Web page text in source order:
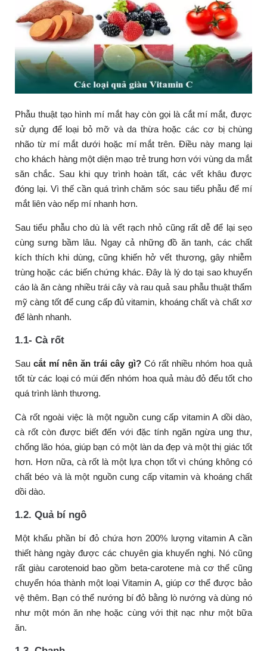
Phẫu thuật tạo hình mí mắt hay còn gọi là cắt mí mắt, được
sử dụng để loại bỏ mỡ và da thừa hoặc các cơ bị chùng
nhão từ mí mắt dưới hoặc mí mắt trên. Điều này mang lại
cho khách hàng một diện mạo trẻ trung hơn với vùng da mắt
săn chắc. Sau khi quy trình hoàn tất, các vết khâu được
đóng lại. Vì thế cần quá trình chăm sóc sau tiểu phẫu để mí
mắt liên vào nếp mí nhanh hơn.
Sau tiểu phẫu cho dù là vết rạch nhỏ cũng rất dễ để lại sẹo
cùng sưng bầm lâu. Ngay cả những đồ ăn tanh, các chất
kích thích khi dùng, cũng khiến hở vết thương, gây nhiễm
trùng hoặc các biến chứng khác. Đây là lý do tại sao khuyến
cáo là ăn càng nhiều trái cây và rau quả sau phẫu thuật thẩm
mỹ càng tốt để cung cấp đủ vitamin, khoáng chất và chất xơ
để lành nhanh.
1.1- Cà rốt
Saucắt mí nên ăn trái cây gì?Có rất nhiều nhóm hoa quả
tốt từ các loại có múi đến nhóm hoa quả màu đỏ đểu tốt cho
quá trình lành thương.
Cà rốt ngoài việc là một nguồn cung cấp vitamin A dồi dào,
cà rốt còn được biết đến với đặc tính ngăn ngừa ung thư,
chống lão hóa, giúp bạn có một làn da đẹp và một thị giác tốt
hơn. Hơn nữa, cà rốt là một lựa chọn tốt vì chúng không có
chất béo và là một nguồn cung cấp vitamin và khoáng chất
dồi dào.
1.2. Quả bí ngô
Một khẩu phần bí đỏ chứa hơn 200% lượng vitamin A cần
thiết hàng ngày được các chuyên gia khuyến nghị. Nó cũng
rất giàu carotenoid bao gồm beta-carotene mà cơ thể cũng
chuyển hóa thành một loại Vitamin A, giúp cơ thể được bảo
vệ thêm. Bạn có thể nướng bí đỏ bằng lò nướng và dùng nó
như một món ăn nhẹ hoặc cùng với thịt nạc như một bữa
ăn.